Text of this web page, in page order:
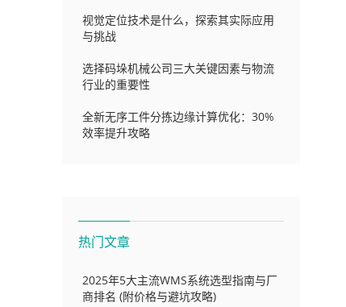
视觉定位技术是什么，探索其实际应用
与挑战
选择码垛机械公司三大关键因素与物流
行业的重要性
全新无序工件分拣边缘计算优化：30%
效率提升攻略
热门文章
2025年5大主流WMS系统选型指南与厂
商排名 (附价格与避坑攻略)